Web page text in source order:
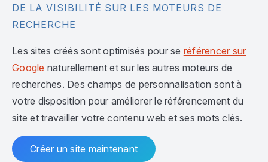
DE LA VISIBILITÉ SUR LES MOTEURS DE
RECHERCHE
Les sites créés sont optimisés pour se référencer sur
Google naturellement et sur les autres moteurs de
recherches. Des champs de personnalisation sont à
votre disposition pour améliorer le référencement du
site et travailler votre contenu web et ses mots clés.
Créer un site maintenant